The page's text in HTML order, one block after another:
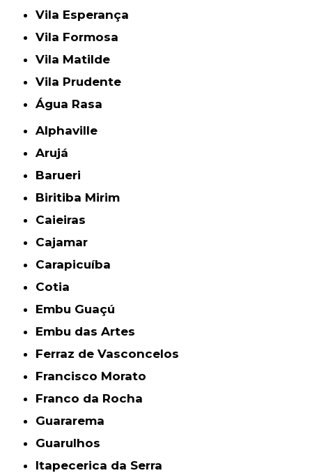
Vila Esperança
Vila Formosa
Vila Matilde
Vila Prudente
Água Rasa
Alphaville
Arujá
Barueri
Biritiba Mirim
Caieiras
Cajamar
Carapicuíba
Cotia
Embu Guaçú
Embu das Artes
Ferraz de Vasconcelos
Francisco Morato
Franco da Rocha
Guararema
Guarulhos
Itapecerica da Serra